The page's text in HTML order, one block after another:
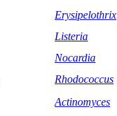
Erysipelothrix
Listeria
Nocardia
Rhodococcus
Actinomyces